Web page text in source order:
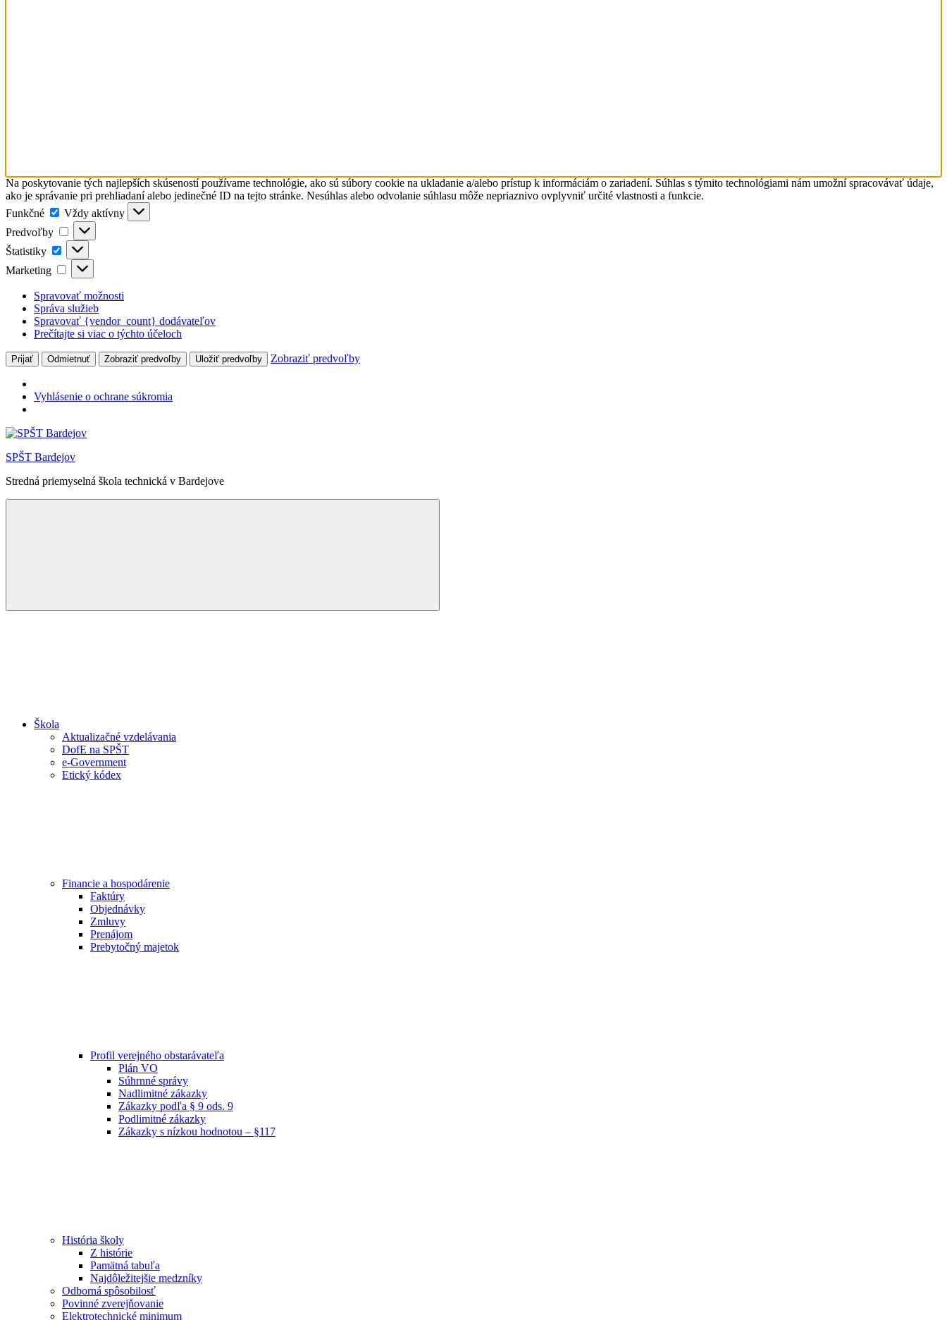
Na poskytovanie tých najlepších skúseností používame technológie, ako sú súbory cookie na ukladanie a/alebo prístup k informáciám o zariadení. Súhlas s týmito technológiami nám umožní spracovávať údaje,
ako je správanie pri prehliadaní alebo jedinečné ID na tejto stránke. Nesúhlas alebo odvolanie súhlasu môže nepriaznivo ovplyvniť určité vlastnosti a funkcie.
Funkčné
Funkčné
Vždy aktívny
Predvoľby
Predvoľby
Štatistiky Štatistiky
Marketing Marketing
Spravovať možnosti
Správa služieb
Spravovať {vendor_count} dodávateľov
Prečítajte si viac o týchto účeloch
Prijať Odmietnuť Zobraziť predvoľby Uložiť predvoľby Zobraziť predvoľby
Vyhlásenie o ochrane súkromia
Skip
content
SPŠT Bardejov
Stredná priemyselná škola technická v Bardejove
Menu
Škola
Aktualizačné vzdelávania
DofE na SPŠT
e-Government
Etický kódex
Financie a hospodárenie
Faktúry
Objednávky
Zmluvy
Prenájom
Prebytočný majetok
Profil verejného obstarávateľa
Plán VO
Súhrnné správy
Nadlimitné zákazky
Zákazky podľa § 9 ods. 9
Podlimitné zákazky
Zákazky s nízkou hodnotou – §117
História školy
Z histórie
Pamätná tabuľa
Najdôležitejšie medzníky
Odborná spôsobilosť
Povinné zverejňovanie
Elektrotechnické minimum